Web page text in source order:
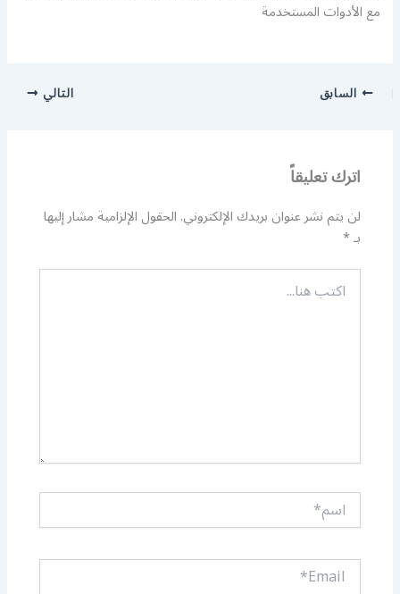
مع الأدوات المستخدمة
السابق التالي
اترك تعليقاً
لن يتم نشر عنوان بريدك الإلكتروني.الحقول الإلزامية مشار إليها
بـ*
اكتب
هنا...
اسم*
Email*